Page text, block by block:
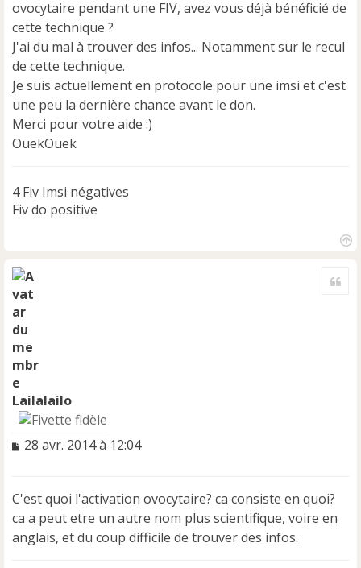
e
n
o
n
l
u
ovocytaire pendant une FIV, avez vous déjà bénéficié de
cette technique ?
J'ai du mal à trouver des infos... Notamment sur le recul
de cette technique.
Je suis actuellement en protocole pour une imsi et c'est
une peu la dernière chance avant le don.
Merci pour votre aide :)
OuekOuek
4 Fiv Imsi négatives
Fiv do positive
Lailalailo
M
s
a
g
e
28 avr. 2014 à 12:04
C'est quoi l'activation ovocytaire? ca consiste en quoi?
ca a peut etre un autre nom plus scientifique, voire en
anglais, et du coup difficile de trouver des infos.